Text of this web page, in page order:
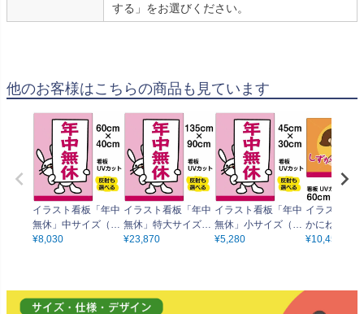
する」をお選びください。
他のお客様はこちらの商品も見ています
イラスト看板「年中
無休」中サイズ（60
cm×40cm） 取付穴6
¥8,030
イラスト看板「年中
無休」特大サイズ
（135cm×90cm）
¥23,870
イラスト看板「年中
無休」小サイズ（45
cm×30cm） 取付穴4
¥5,280
イラスト看
かにね」大
（
¥10,450